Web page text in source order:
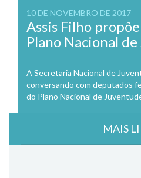
10 DE NOVEMBRO DE 2017
Assis Filho
Plano Nacional
A Secretaria Nacional de
conversando com deputados
do Plano Nacional de
MAIS